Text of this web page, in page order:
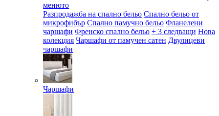
менюто
Разпродажба на спално бельо Спално бельо от
микрофибър Спално памучно бельо Фланелени
чаршафи Френско спално бельо + 3 следващи Нова
колекция Чаршафи от памучен сатен Двулицеви
чаршафи
Чаршафи